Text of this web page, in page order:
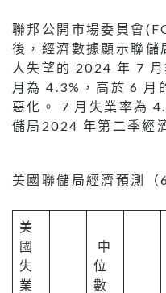
聯邦公開市場委員會
後，經濟數據顯示聯儲
人失望的 2024 年 7
月為 4.3%，高於 6 月
惡化。 7 月失業率為
儲局2024 年第二季經
美國聯儲局經濟預測（
美
國
失
業
中
位
數